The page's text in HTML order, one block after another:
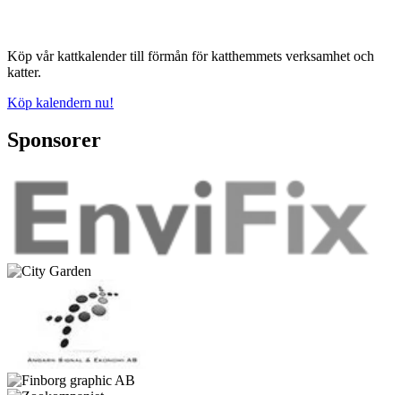
Köp vår kattkalender till förmån för katthemmets verksamhet och
katter.
Köp kalendern nu!
Sponsorer